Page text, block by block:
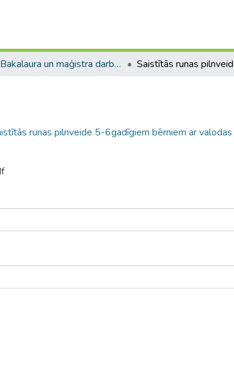
Bakalaura un maģistra darbi (PPMF) / Bachelor's and Master's theses
runas pilnveide 5-6gadīgiem bērniem ar